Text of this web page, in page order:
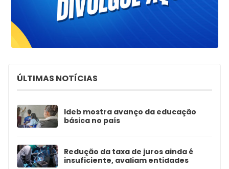
ÚLTIMAS NOTÍCIAS
Ideb mostra avanço da educação
básica no país
Redução da taxa de juros ainda é
insuficiente, avaliam entidades